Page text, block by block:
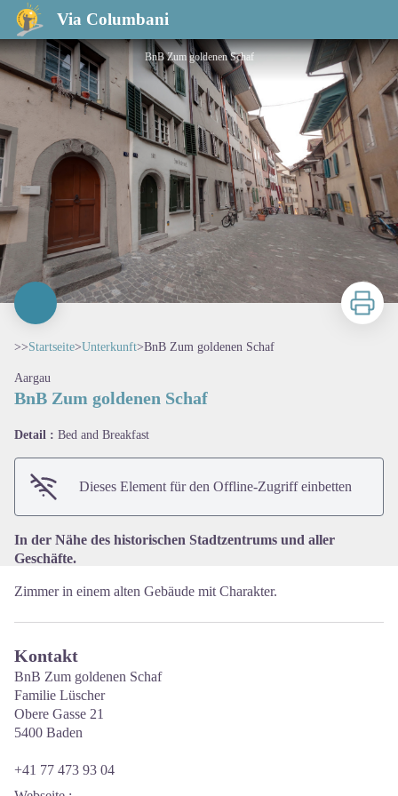
Via Columbani
BnB Zum goldenen Schaf
BnB Zum goldenen Schaf
Zu
>>Startseite>Unterkunft>BnB Zum goldenen Schaf
Aargau
BnB Zum goldenen Schaf
Detail : Bed and Breakfast
Dieses Element für den Offline-Zugriff einbetten
In der Nähe des historischen Stadtzentrums und aller
Geschäfte.
Zimmer in einem alten Gebäude mit Charakter.
Kontakt
BnB Zum goldenen Schaf
Familie Lüscher
Obere Gasse 21
5400 Baden
+41 77 473 93 04